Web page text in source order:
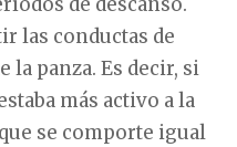
de descanso.
las conductas de
la panza. Es decir, si
más activo a la
se comporte igual